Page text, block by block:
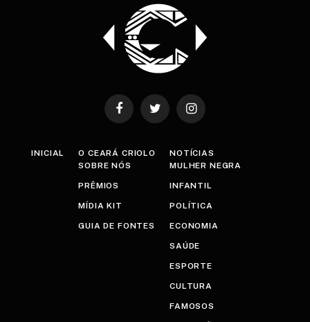
FacebookTwitter Instagram
INICIAL
O CEARÁ CRIOLO
SOBRE NÓS
PRÊMIOS
MÍDIA KIT
GUIA DE FONTES
NOTÍCIAS
MULHER NEGRA
INFANTIL
POLÍTICA
ECONOMIA
SAÚDE
ESPORTE
CULTURA
FAMOSOS